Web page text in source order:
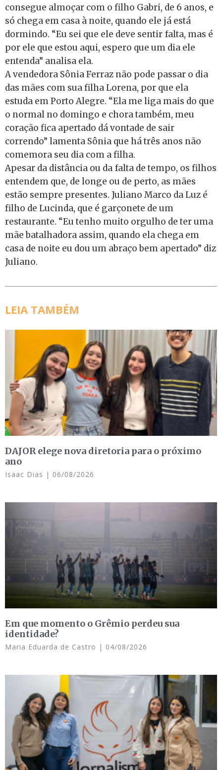
consegue almoçar com o filho Gabri, de 6 anos, e
só chega em casa à noite, quando ele já está
dormindo. “Eu sei que ele deve sentir falta, mas é
por ele que estou aqui, espero que um dia ele
entenda” analisa ela.
A vendedora Sônia Ferraz não pode passar o dia
das mães com sua filha Lorena, por que ela
estuda em Porto Alegre. “Ela me liga mais do que
o normal no domingo e chora também, meu
coração fica apertado dá vontade de sair
correndo” lamenta Sônia que há três anos não
comemora seu dia com a filha.
Apesar da distância ou da falta de tempo, os filhos
entendem que, de longe ou de perto, as mães
estão sempre presentes. Juliano Marco da Luz é
filho de Lucinda, que é garçonete de um
restaurante. “Eu tenho muito orgulho de ter uma
mãe batalhadora assim, quando ela chega em
casa de noite eu dou um abraço bem apertado” diz
Juliano.
LEIA TAMBÉM
DAJOR elege nova diretoria para o próximo
ano
Isaac Dias 06/08/2026
Em que momento o Grêmio perdeu sua
identidade?
Maria Eduarda de Castro 04/08/2026